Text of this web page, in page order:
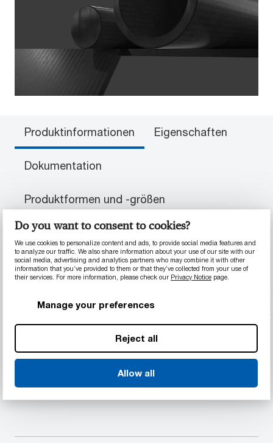
Do you want to consent to cookies?
We use cookies to personalize content and ads, to provide social media features and
to analyze our traffic. We also share information about your use of our site with our
social media, advertising and analytics partners who may combine it with other
information that you’ve provided to them or that they’ve collected from your use of
their services. For more information, please check our Privacy Notice page.
Manage your preferences
Reject all
Allow all
Produktinformationen Eigenschaften
Dokumentation
Produktformen und -größen
PRODUKTINFORMATIONEN
Materialeigenschaften
Abriebfest
und Verschleißfestigkeit
Geringere Wärmeausdehnung
Kann Teilenutzungsdauer verlängern und
schnell Wärme ableiten
Optimale Belastbarkeit